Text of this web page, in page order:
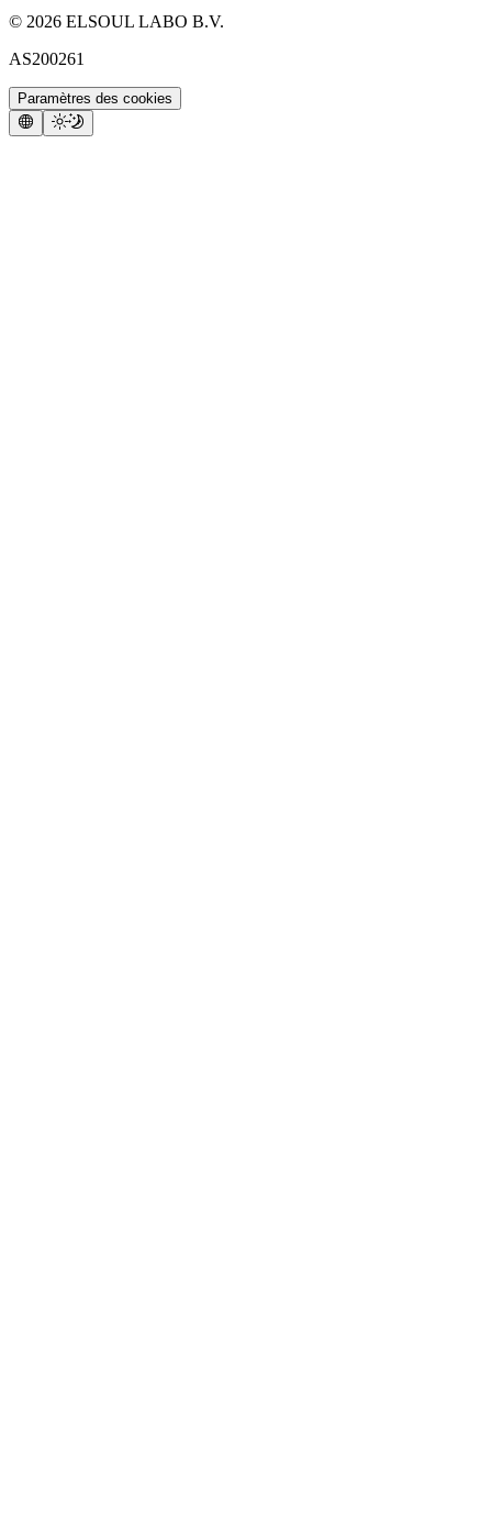
© 2026 ELSOUL LABO B.V.
AS200261
Paramètres des cookies